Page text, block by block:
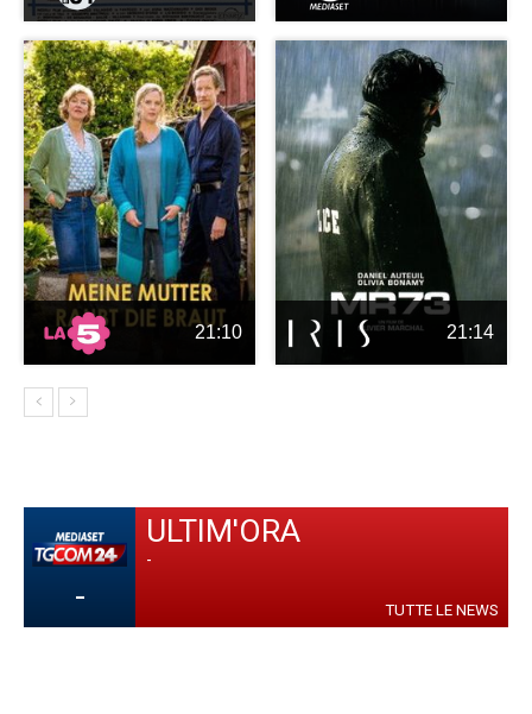
21:10 21:14
-
ULTIM'ORA
-
TUTTE LE NEWS